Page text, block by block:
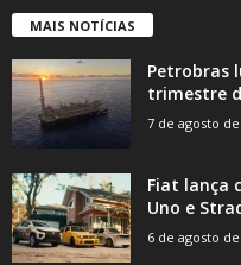
MAIS NOTÍCIAS
Petrobras
trimestre
7 de agosto de
Fiat lança
Uno e
6 de agosto